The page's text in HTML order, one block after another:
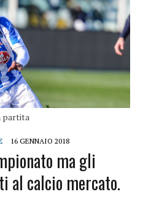
partita
16 GENNAIO 2018
ma gli
al calcio mercato.